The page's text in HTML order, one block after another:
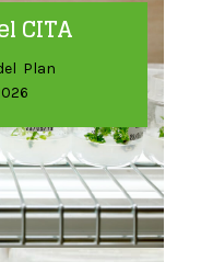
CITA
Plan